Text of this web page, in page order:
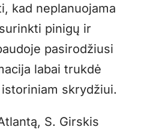
kad neplanuojama
pinigų ir
pasirodžiusi
labai trukdė
skrydžiui.
S. Girskis